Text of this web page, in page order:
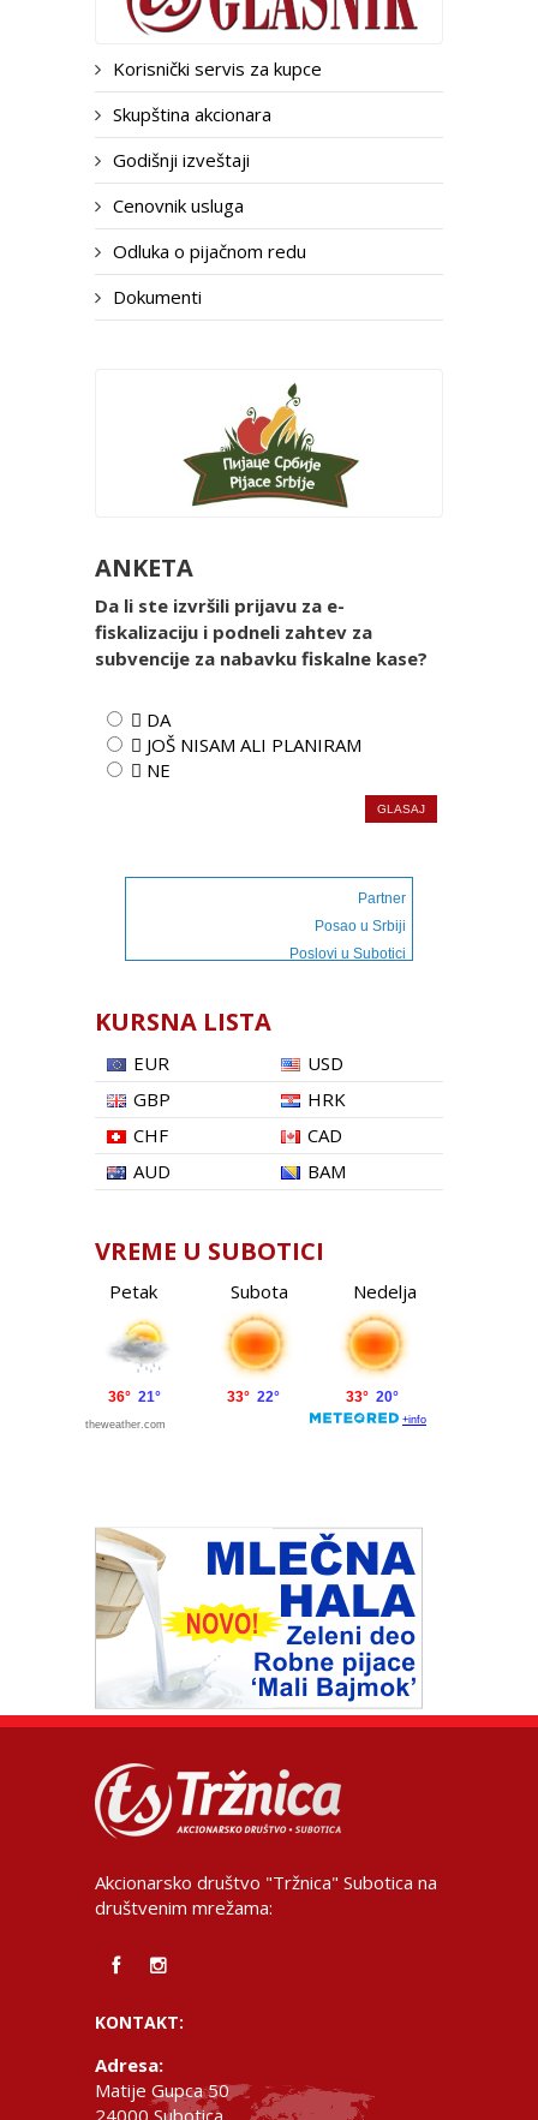
Korisnički servis za kupce
Skupština akcionara
Godišnji izveštaji
Cenovnik usluga
Odluka o pijačnom redu
Dokumenti
ANKETA
Da li ste izvršili prijavu za e-
fiskalizaciju i podneli zahtev za
subvencije za nabavku fiskalne kase?
 DA
 JOŠ NISAM ALI PLANIRAM
 NE
Partner
Posao u Srbiji
Poslovi u Subotici
KURSNA LISTA
EUR
USD
GBP
HRK
CHF
CAD
AUD
BAM
VREME U SUBOTICI
Petak Subota Nedelja
Akcionarsko društvo "Tržnica" Subotica na
društvenim mrežama:
KONTAKT:
Adresa:
Matije Gupca 50